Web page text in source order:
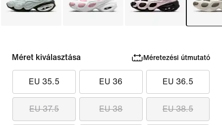
Méret kiválasztása Méretezési útmutató
EU 35.5 EU 36 EU 36.5
EU 37.5 EU 38 EU 38.5